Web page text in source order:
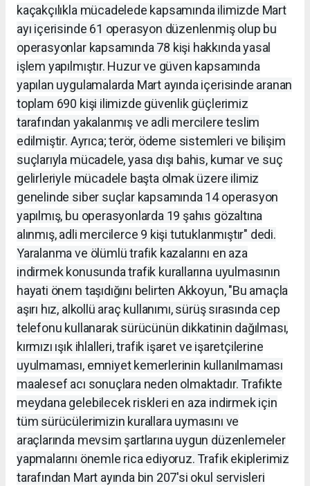
kaçakçılıkla mücadelede kapsamında ilimizde Mart
ayı içerisinde 61 operasyon düzenlenmiş olup bu
operasyonlar kapsamında 78 kişi hakkında yasal
işlem yapılmıştır. Huzur ve güven kapsamında
yapılan uygulamalarda Mart ayında içerisinde aranan
toplam 690 kişi ilimizde güvenlik güçlerimiz
tarafından yakalanmış ve adli mercilere teslim
edilmiştir. Ayrıca; terör, ödeme sistemleri ve bilişim
suçlarıyla mücadele, yasa dışı bahis, kumar ve suç
gelirleriyle mücadele başta olmak üzere ilimiz
genelinde siber suçlar kapsamında 14 operasyon
yapılmış, bu operasyonlarda 19 şahıs gözaltına
alınmış, adli mercilerce 9 kişi tutuklanmıştır" dedi.
Yaralanma ve ölümlü trafik kazalarını en aza
indirmek konusunda trafik kurallarına uyulmasının
hayati önem taşıdığını belirten Akkoyun, "Bu amaçla
aşırı hız, alkollü araç kullanımı, sürüş sırasında cep
telefonu kullanarak sürücünün dikkatinin dağılması,
kırmızı ışık ihlalleri, trafik işaret ve işaretçilerine
uyulmaması, emniyet kemerlerinin kullanılmaması
maalesef acı sonuçlara neden olmaktadır. Trafikte
meydana gelebilecek riskleri en aza indirmek için
tüm sürücülerimizin kurallara uymasını ve
araçlarında mevsim şartlarına uygun düzenlemeler
yapmalarını önemle rica ediyoruz. Trafik ekiplerimiz
tarafından Mart ayında bin 207'si okul servisleri